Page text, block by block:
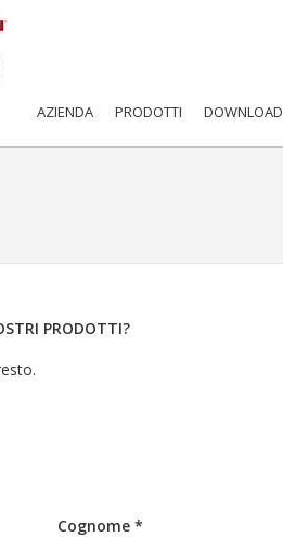
AZIENDA PRODOTTI DOWNLOAD
PRODOTTI?
Cognome *